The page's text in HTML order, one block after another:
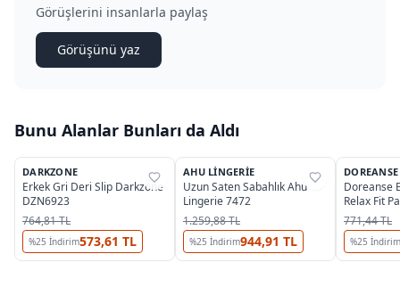
Görüşlerini insanlarla paylaş
Görüşünü yaz
Bunu Alanlar Bunları da Aldı
%25
DARKZONE
Erkek Gri Deri Slip Darkzone
DZN6923
764,81 TL
%25 İndirim573,61 TL
%33
AHU LINGERIE
Uzun Saten Sabahlık Ahu
Lingerie 7472
1.259,88 TL
%25 İndirim944,91 TL
%25
DOREANSE
Doreanse
Relax Fit
1030
771,44 TL
%25 İndirim